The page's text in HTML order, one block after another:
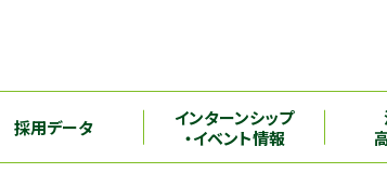
採用データ
インターンシップ
・イベント情報